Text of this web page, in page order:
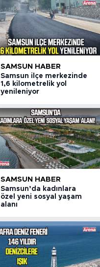
SAMSUN HABER
Samsun ilçe merkezinde
1,6 kilometrelik yol
yenileniyor
SAMSUN HABER
Samsun’da kadınlara
özel yeni sosyal yaşam
alanı